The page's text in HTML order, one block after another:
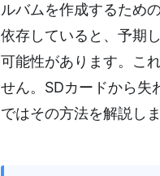
ルバムを作成するため
依存していると、予期
可能性があります。こ
せん。SDカードから失
ではその方法を解説しま